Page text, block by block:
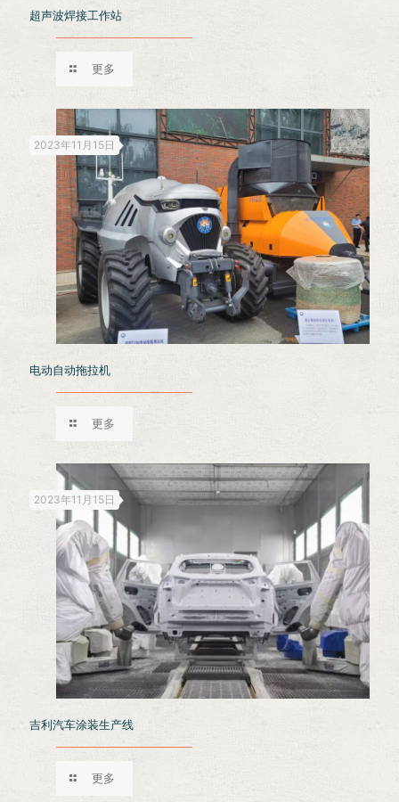
超声波焊接工作站
更多
2023年11月15日
电动自动拖拉机
更多
2023年11月15日
吉利汽车涂装生产线
更多